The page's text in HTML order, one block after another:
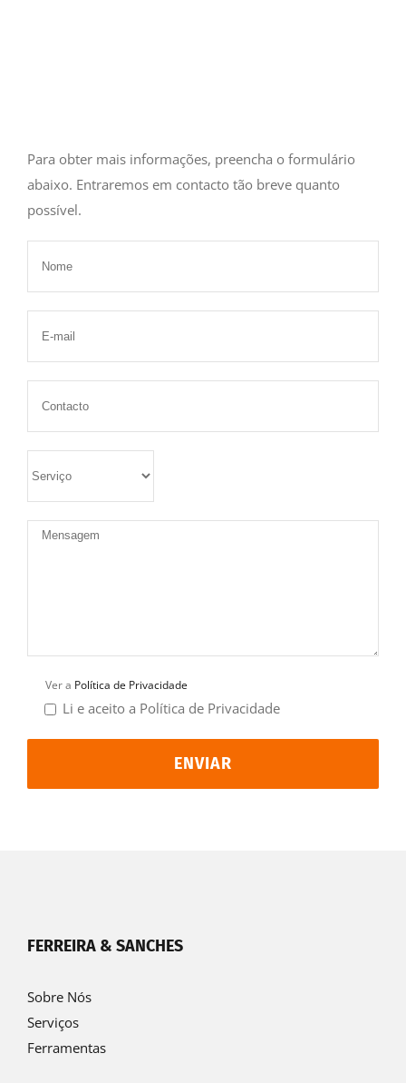
Para obter mais informações, preencha o formulário
abaixo. Entraremos em contacto tão breve quanto
possível.
Ver a Política de Privacidade
Li e aceito a Política de Privacidade
FERREIRA & SANCHES
Sobre Nós
Serviços
Ferramentas